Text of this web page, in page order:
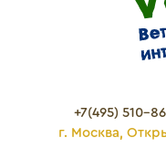
+7(495) 510-
г. Москва,